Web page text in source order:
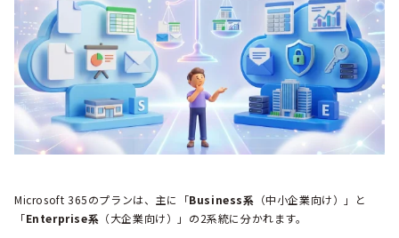
Microsoft 365のプランは、主に「Business系 （中小企業向け）」と
「Enterprise系 （大企業向け）」の2系統に分かれます。